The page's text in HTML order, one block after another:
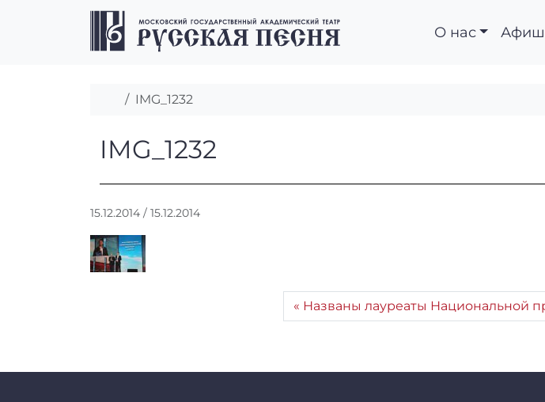
Перейти к содержимому
Перейти к футеру
О нас
Главная
IMG_1232
IMG_1232
IMG_1232
15.12.2014 / 15.12.2014
Названы лауреаты Национальной